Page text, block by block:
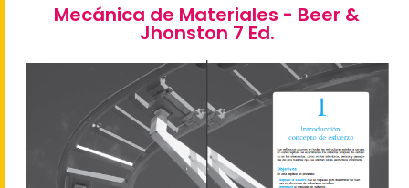
Mecánica de Materiales - Beer &
Jhonston 7 Ed.